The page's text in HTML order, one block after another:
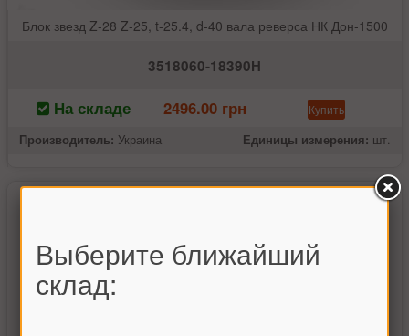
Блок звезд Z-28 Z-25, t-25.4, d-40 вала реверса НК Дон-1500
3518060-18390Н
На складе 2496.00 грн Купить
Производитель: Украина Единицы измерения: шт.
Выберите ближайший
склад: